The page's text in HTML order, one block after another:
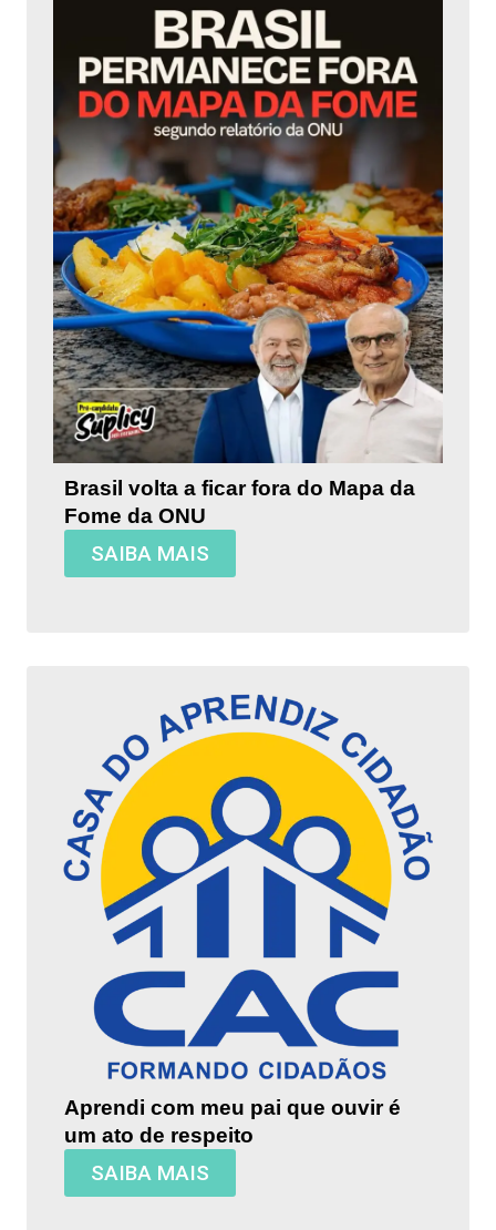
Brasil volta a ficar fora do Mapa da
Fome da ONU
SAIBA MAIS
Aprendi com meu pai que ouvir é
um ato de respeito
SAIBA MAIS